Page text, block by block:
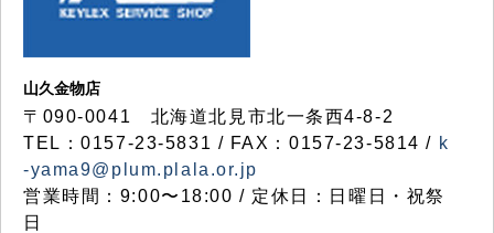
山久金物店
〒090-0041 北海道北見市北一条西4-8-2
TEL：0157-23-5831 / FAX：0157-23-5814 / k
-yama9@plum.plala.or.jp
営業時間：9:00〜18:00 / 定休日：日曜日・祝祭
日